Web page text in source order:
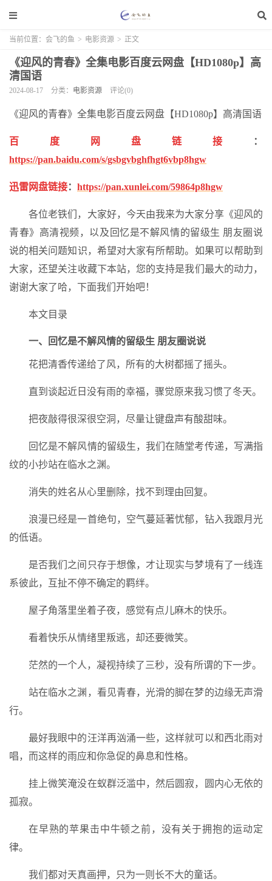
当前位置： 会飞的鱼 > 电影资源 > 正文
《迎风的青春》全集电影百度云网盘【HD1080p】高
清国语
2024-08-17 分类： 电影资源 评论(0)
《迎风的青春》全集电影百度云网盘【HD1080p】高清国语
百度网盘链接
：
https://pan.baidu.com/s/gsbgvbghfhgt6vbp8hgw
迅雷网盘链接： https://pan.xunlei.com/59864p8hgw
各位老铁们，大家好，今天由我来为大家分享《迎风的
青春》高清视频，以及回忆是不解风情的留级生 朋友圈说
说的相关问题知识，希望对大家有所帮助。如果可以帮助到
大家，还望关注收藏下本站，您的支持是我们最大的动力，
谢谢大家了哈，下面我们开始吧！
本文目录
一、回忆是不解风情的留级生 朋友圈说说
花把清香传递给了风，所有的大树都摇了摇头。
直到谈起近日没有雨的幸福，骤觉原来我习惯了冬天。
把夜敲得很深很空洞，尽量让键盘声有酸甜味。
回忆是不解风情的留级生，我们在随堂考传递，写满指
纹的小抄站在临水之渊。
消失的姓名从心里删除，找不到理由回复。
浪漫已经是一首绝句，空气蔓延著忧郁，钻入我跟月光
的低语。
是否我们之间只存于想像，才让现实与梦境有了一线连
系彼此，互扯不停不确定的羁绊。
屋子角落里坐着子夜，感觉有点儿麻木的快乐。
看着快乐从情绪里叛逃，却还要微笑。
茫然的一个人，凝视持续了三秒，没有所谓的下一步。
站在临水之渊，看见青春，光滑的脚在梦的边缘无声滑
行。
最好我眼中的汪洋再汹涌一些，这样就可以和西北雨对
唱，而这样的雨应和你急促的鼻息和性格。
挂上微笑淹没在蚁群泛滥中，然后圆寂，圆内心无依的
孤寂。
在早熟的苹果击中牛顿之前，没有关于拥抱的运动定
律。
我们都对天真画押，只为一则长不大的童话。